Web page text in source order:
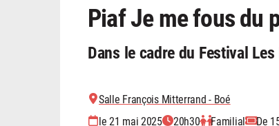
Piaf Je me fous du
Dans le cadre du Festival
Salle François Mitterrand - Boé
le 21 mai 2025
20h30 Familial De